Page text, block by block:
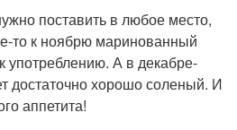
поставить в любое место,
то к ноябрю маринованный
употреблению. А в декабре-
достаточно хорошо соленый. И
аппетита!